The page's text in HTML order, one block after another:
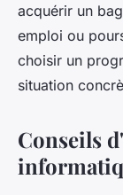
acquérir un
emploi ou
choisir un
situation
Conseils